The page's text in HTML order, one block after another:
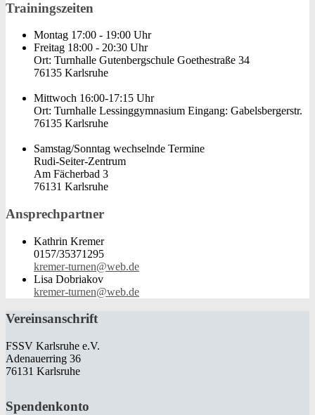
Trainingszeiten
Montag 17:00 - 19:00 Uhr
Freitag 18:00 - 20:30 Uhr
Ort: Turnhalle Gutenbergschule Goethestraße 34
76135 Karlsruhe
Mittwoch 16:00-17:15 Uhr
Ort: Turnhalle Lessinggymnasium Eingang: Gabelsbergerstr.
76135 Karlsruhe
Samstag/Sonntag wechselnde Termine
Rudi-Seiter-Zentrum
Am Fächerbad 3
76131 Karlsruhe
Ansprechpartner
Kathrin Kremer
0157/35371295
kremer-turnen@web.de
Lisa Dobriakov
kremer-turnen@web.de
Vereinsanschrift
FSSV Karlsruhe e.V.
Adenauerring 36
76131 Karlsruhe
Spendenkonto